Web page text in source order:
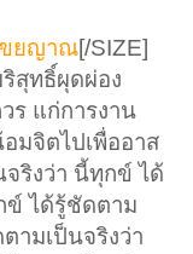
ขยญาณ[/SIZE]
สุทธิ์ผุดผ่อง
ร แก่การงาน
มจิตไปเพื่ออาส
ริงว่า นี้ทุกข์ ได้
ข์ ได้รู้ชัดตาม
ามเป็นจริงว่า